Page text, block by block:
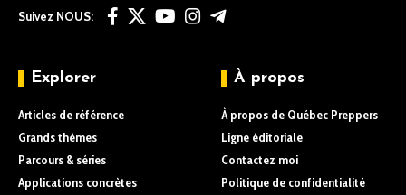
Suivez NOUS:
Explorer
Articles de référence
Grands thèmes
Parcours & séries
Applications concrètes
À propos
À propos de Québec Preppers
Ligne éditoriale
Contactez moi
Politique de confidentialité